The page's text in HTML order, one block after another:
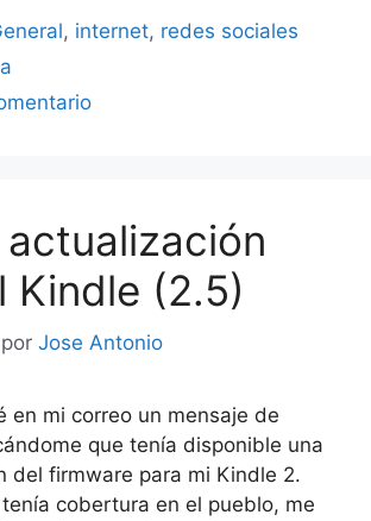
, internet, redes sociales
actualización
Kindle (2.5)
por Jose Antonio
en mi correo un mensaje de
que tenía disponible una
del firmware para mi Kindle 2.
cobertura en el pueblo, me